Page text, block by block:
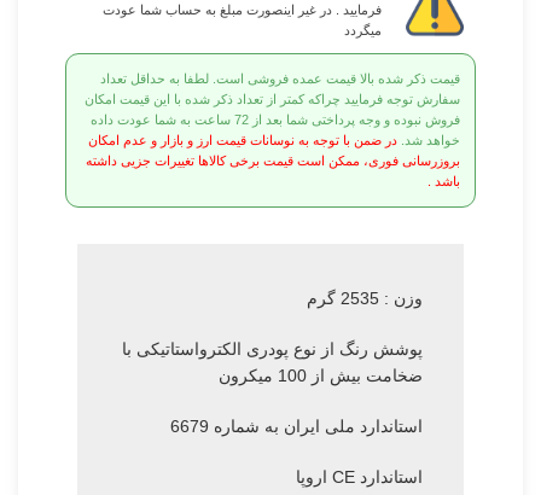
فرمایید . در غیر اینصورت مبلغ به حساب شما عودت
میگردد
قیمت ذکر شده بالا قیمت عمده فروشی است. لطفا به حداقل تعداد
سفارش توجه فرمایید چراکه کمتر از تعداد ذکر شده با این قیمت امکان
فروش نبوده و وجه پرداختی شما بعد از 72 ساعت به شما عودت داده
خواهد شد. در ضمن با توجه به نوسانات قیمت ارز و بازار و عدم امکان
بروزرسانی فوری، ممکن است قیمت برخی کالاها تغییرات جزیی داشته
باشد .
وزن : 2535 گرم
پوشش رنگ از نوع پودری الکترواستاتیکی با
ضخامت بیش از 100 میکرون
استاندارد ملی ایران به شماره 6679
استاندارد CE اروپا